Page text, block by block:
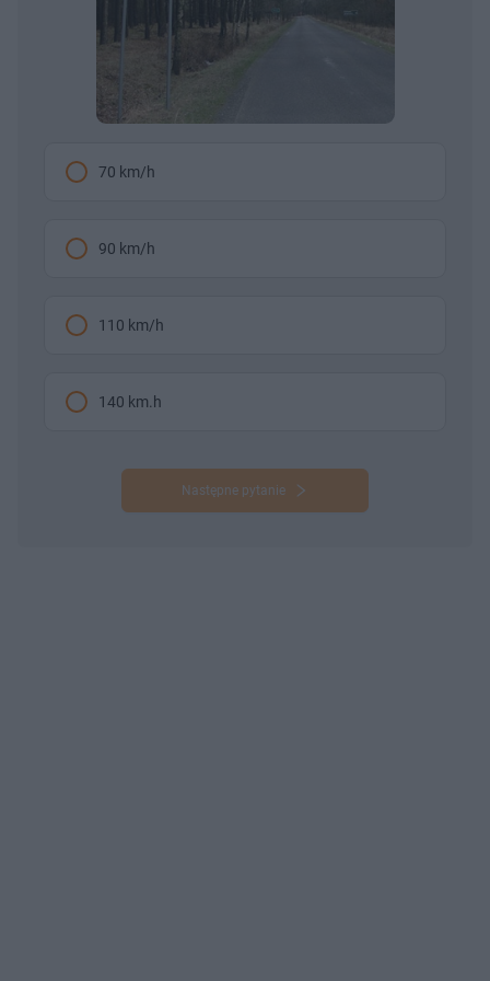
70 km/h
90 km/h
110 km/h
140 km.h
Następne pytanie